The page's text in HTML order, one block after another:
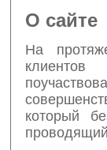
О сайте
На
клиентов
который